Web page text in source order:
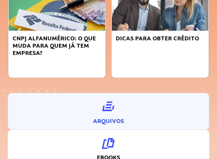
DICAS PARA OBTER CRÉDITO
FAÇA A DIFERENÇA: SEJA
ARQUIVOS